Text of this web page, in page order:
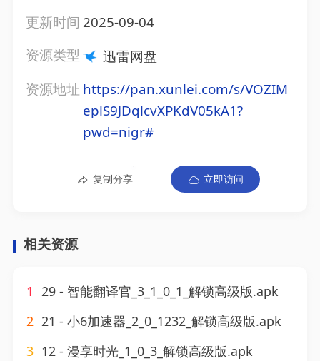
更新时间 2025-09-04
资源类型
迅雷网盘
资源地址 https://pan.xunlei.com/s/VOZIM
eplS9JDqlcvXPKdV05kA1?
pwd=nigr#
复制分享 立即访问
相关资源
1 29 - 智能翻译官_3_1_0_1_解锁高级版.apk
2 21 - 小6加速器_2_0_1232_解锁高级版.apk
3 12 - 漫享时光_1_0_3_解锁高级版.apk